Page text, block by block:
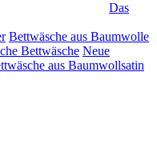
Das
Bettwäsche aus Baumwolle
Bettwäsche Neue
aus Baumwollsatin